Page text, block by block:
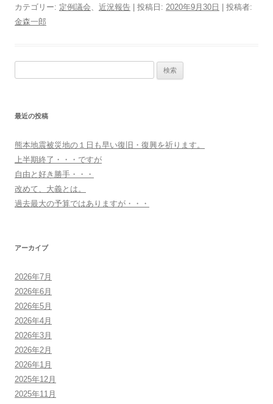
カテゴリー: 定例議会 近況報告 | 投稿日: 2020年9月30日
投稿者:
金森一郎
最近の投稿
熊本地震被災地の１日も早い復旧・復興を祈ります。
上半期終了・・・ですが
自由と好き勝手・・・
改めて、大義とは。
過去最大の予算ではありますが・・・
アーカイブ
2026年7月
2026年6月
2026年5月
2026年4月
2026年3月
2026年2月
2026年1月
2025年12月
2025年11月